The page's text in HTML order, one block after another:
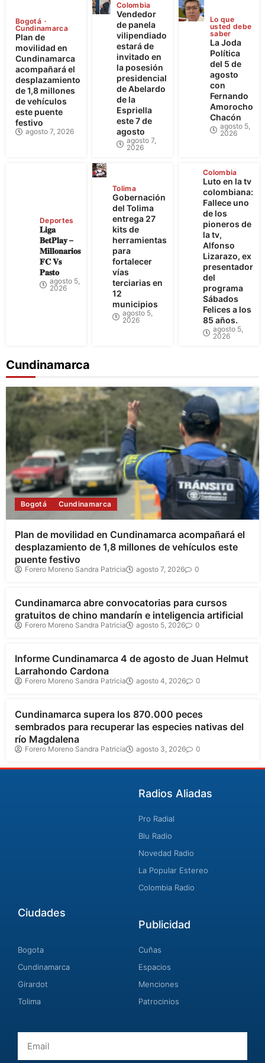
Bogotá
Cundinamarca
Plan de
movilidad en
Cundinamarca
acompañará el
desplazamiento
de 1,8 millones
de vehículos
este puente
festivo
agosto 7, 2026
Colombia
Vendedor
de panela
vilipendiado
estará de
invitado en
la posesión
presidencial
de Abelardo
de la
Espriella
este 7 de
agosto
agosto 7,
2026
Lo que
usted debe
saber
La Joda
Política
del 5 de
agosto
con
Fernando
Amorocho
Chacón
agosto 5,
2026
Deportes
𝐋𝐢𝐠𝐚
𝐁𝐞𝐭𝐏𝐥𝐚𝐲 –
𝐌𝐢𝐥𝐥𝐨𝐧𝐚𝐫𝐢𝐨𝐬
𝐅𝐂 𝐕𝐬
𝐏𝐚𝐬𝐭𝐨
agosto 5,
2026
Tolima
Gobernación
del Tolima
entrega 27
kits de
herramientas
para
fortalecer
vías
terciarias en
12
municipios
agosto 5,
2026
Colombia
Luto en la tv
colombiana:
Fallece uno
de los
pioneros de
la tv,
Alfonso
Lizarazo, ex
presentador
del
programa
Sábados
Felices a los
85 años.
agosto 5,
2026
Cundinamarca
Bogotá Cundinamarca
Plan de movilidad en Cundinamarca acompañará el
desplazamiento de 1,8 millones de vehículos este
puente festivo
Forero Moreno Sandra Patricia agosto 7, 2026 0
Cundinamarca
Cundinamarca abre convocatorias para cursos
gratuitos de chino mandarín e inteligencia artificial
Forero Moreno Sandra Patricia agosto 5, 2026 0
Cundinamarca
Informe Cundinamarca 4 de agosto de Juan Helmut
Larrahondo Cardona
Forero Moreno Sandra Patricia agosto 4, 2026 0
Cundinamarca
Cundinamarca supera los 870.000 peces
sembrados para recuperar las especies nativas del
río Magdalena
Forero Moreno Sandra Patricia agosto 3, 2026 0
Radios Aliadas
Pro Radial
Blu Radio
Novedad Radio
La Popular Estereo
Colombia Radio
Ciudades
Bogota
Cundinamarca
Girardot
Tolima
Publicidad
Cuñas
Espacios
Menciones
Patrocinios